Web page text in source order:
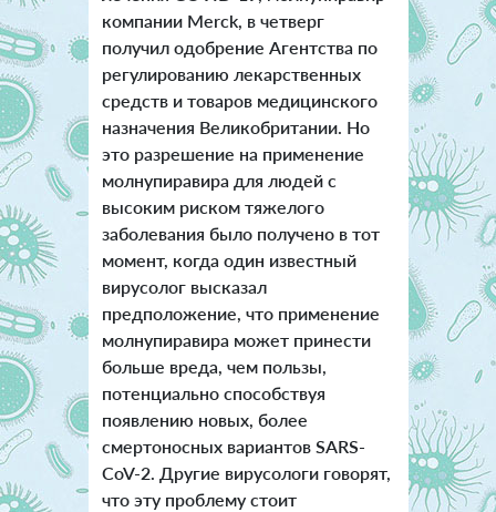
компании Merck, в четверг
получил одобрение Агентства по
регулированию лекарственных
средств и товаров медицинского
назначения Великобритании. Но
это разрешение на применение
молнупиравира для людей с
высоким риском тяжелого
заболевания было получено в тот
момент, когда один известный
вирусолог высказал
предположение, что применение
молнупиравира может принести
больше вреда, чем пользы,
потенциально способствуя
появлению новых, более
смертоносных вариантов SARS-
CoV-2. Другие вирусологи говорят,
что эту проблему стоит